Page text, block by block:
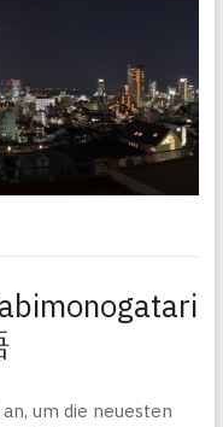
um die neuesten